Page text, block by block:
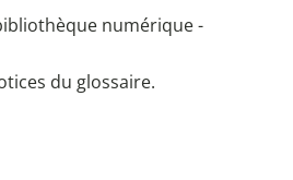
numérique -
du glossaire.